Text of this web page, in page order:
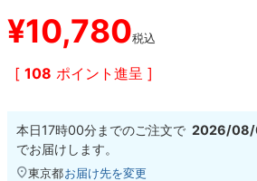
¥10,780税込
[ 108 ポイント進呈 ]
本日17時00分までのご注文で 2026/08/
でお届けします。
東京都お届け先を変更
9.0inch以上
シェイプデッキ